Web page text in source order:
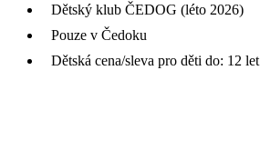
Dětský klub ČEDOG (léto 2026)
Pouze v Čedoku
Dětská cena/sleva pro děti do: 12 let